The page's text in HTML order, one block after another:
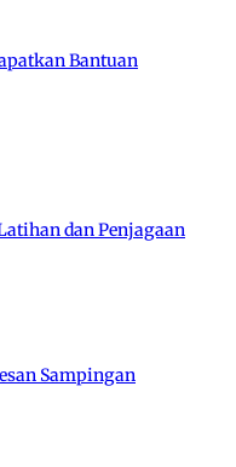
Bantuan
dan Penjagaan
Sampingan